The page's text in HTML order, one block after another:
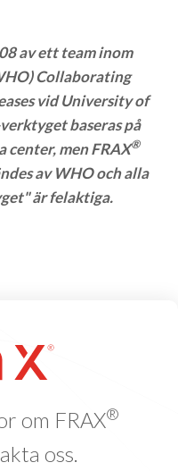
av ett team inom
Collaborating
vid University of
baseras på
center, men FRAX®
av WHO och alla
är felaktiga.
om FRAX®
oss.